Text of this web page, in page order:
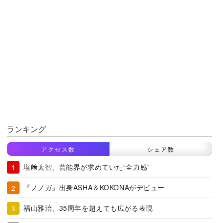
ランキング
アクセス数 シェア数
塩﨑太智、芸能界が求めていた“全力感”
『ノノガ』出身ASHA＆KOKONAがデビュー
福山雅治、35周年を超えても広がる表現